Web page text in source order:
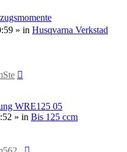
» in Husqvarna Verkstad
WRE125 05
» in Bis 125 ccm